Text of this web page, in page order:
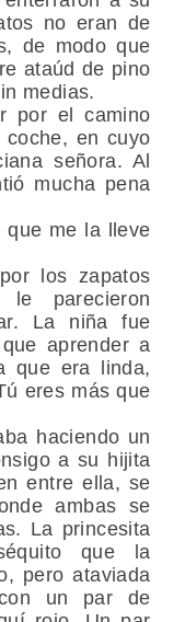
no eran de
de modo que
ataúd de pino
medias.
por el camino
en cuyo
señora. Al
mucha pena
que me la lleve
los zapatos
parecieron
La niña fue
aprender a
que era linda,
eres más que
haciendo un
a su hijita
entre ella, se
ambas se
La princesita
que la
pero ataviada
un par de